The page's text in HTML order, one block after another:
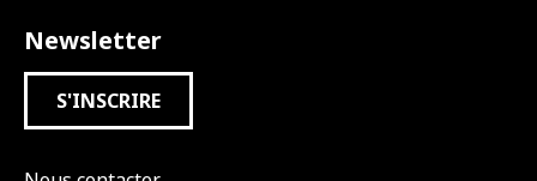
Newsletter
S'INSCRIRE